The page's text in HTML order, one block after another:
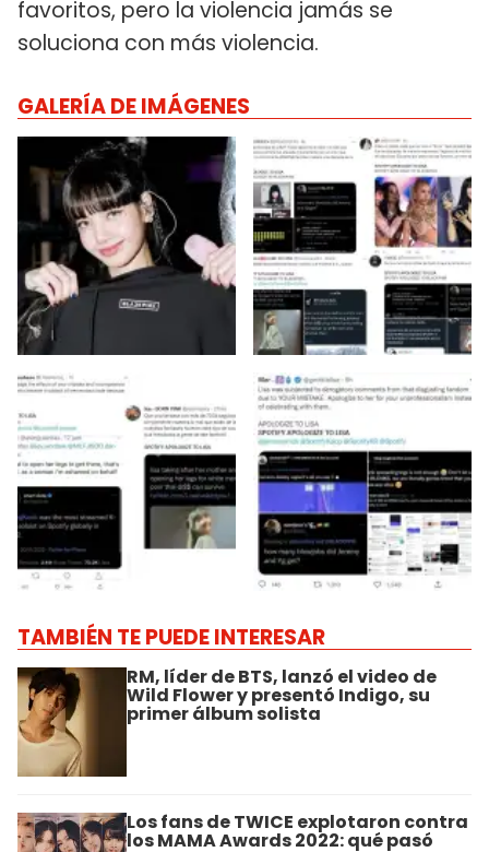
favoritos, pero la violencia jamás se
soluciona con más violencia.
GALERÍA DE IMÁGENES
TAMBIÉN TE PUEDE INTERESAR
RM, líder de BTS, lanzó el video de
Wild Flower y presentó Indigo, su
primer álbum solista
Los fans de TWICE explotaron contra
los MAMA Awards 2022: qué pasó